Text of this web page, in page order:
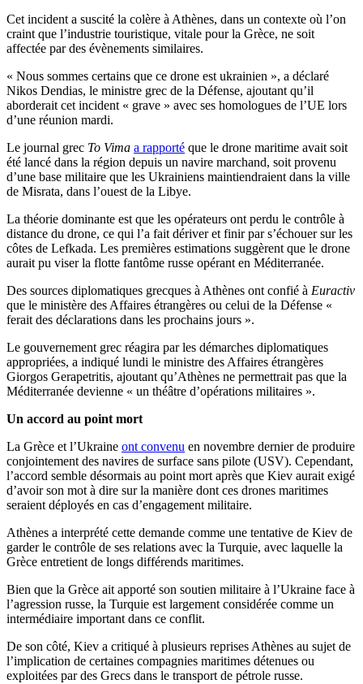
Cet incident a suscité la colère à Athènes, dans un contexte où l’on
craint que l’industrie touristique, vitale pour la Grèce, ne soit
affectée par des évènements similaires.
« Nous sommes certains que ce drone est ukrainien », a déclaré
Nikos Dendias, le ministre grec de la Défense, ajoutant qu’il
aborderait cet incident « grave » avec ses homologues de l’UE lors
d’une réunion mardi.
Le journal grec To Vima a rapporté que le drone maritime avait soit
été lancé dans la région depuis un navire marchand, soit provenu
d’une base militaire que les Ukrainiens maintiendraient dans la ville
de Misrata, dans l’ouest de la Libye.
La théorie dominante est que les opérateurs ont perdu le contrôle à
distance du drone, ce qui l’a fait dériver et finir par s’échouer sur les
côtes de Lefkada. Les premières estimations suggèrent que le drone
aurait pu viser la flotte fantôme russe opérant en Méditerranée.
Des sources diplomatiques grecques à Athènes ont confié à Euractiv
que le ministère des Affaires étrangères ou celui de la Défense «
ferait des déclarations dans les prochains jours ».
Le gouvernement grec réagira par les démarches diplomatiques
appropriées, a indiqué lundi le ministre des Affaires étrangères
Giorgos Gerapetritis, ajoutant qu’Athènes ne permettrait pas que la
Méditerranée devienne « un théâtre d’opérations militaires ».
Un accord au point mort
La Grèce et l’Ukraine ont convenu en novembre dernier de produire
conjointement des navires de surface sans pilote (USV). Cependant,
l’accord semble désormais au point mort après que Kiev aurait exigé
d’avoir son mot à dire sur la manière dont ces drones maritimes
seraient déployés en cas d’engagement militaire.
Athènes a interprété cette demande comme une tentative de Kiev de
garder le contrôle de ses relations avec la Turquie, avec laquelle la
Grèce entretient de longs différends maritimes.
Bien que la Grèce ait apporté son soutien militaire à l’Ukraine face à
l’agression russe, la Turquie est largement considérée comme un
intermédiaire important dans ce conflit.
De son côté, Kiev a critiqué à plusieurs reprises Athènes au sujet de
l’implication de certaines compagnies maritimes détenues ou
exploitées par des Grecs dans le transport de pétrole russe.